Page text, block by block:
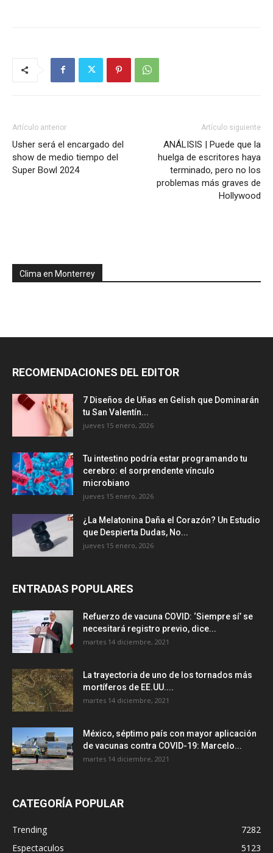
Artículo anterior
Usher será el encargado del
show de medio tiempo del
Super Bowl 2024
Artículo siguiente
ANÁLISIS | Puede que la
huelga de escritores haya
terminado, pero no los
problemas más graves de
Hollywood
Clima en Monterrey
RECOMENDACIONES DEL EDITOR
7 Diseños de Uñas en Gelish que Dominarán
tu San Valentín...
jueves 15 enero, 2026
Tu intestino podría estar programando tu
cerebro: el sorprendente vínculo
microbiano
jueves 15 enero, 2026
¿La Melatonina Daña el Corazón? Un Estudio
que Despierta Dudas, No...
jueves 15 enero, 2026
ENTRADAS POPULARES
Refuerzo de vacuna COVID: ‘Siempre sí’ se
necesitará registro previo, dice...
martes 14 diciembre, 2021
La trayectoria de uno de los tornados más
mortíferos de EE.UU....
martes 14 diciembre, 2021
México, séptimo país con mayor aplicación
de vacunas contra COVID-19: Marcelo...
martes 14 diciembre, 2021
CATEGORÍA POPULAR
Trending
7282
Espectaculos
5123